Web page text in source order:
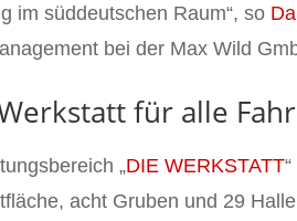
im süddeutschen Raum“, so
bei der Max Wild
für alle
„DIE WERKSTATT
acht Gruben und 29